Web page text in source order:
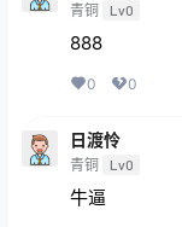
青铜 Lv0
888
0 0
日渡怜
青铜 Lv0
牛逼